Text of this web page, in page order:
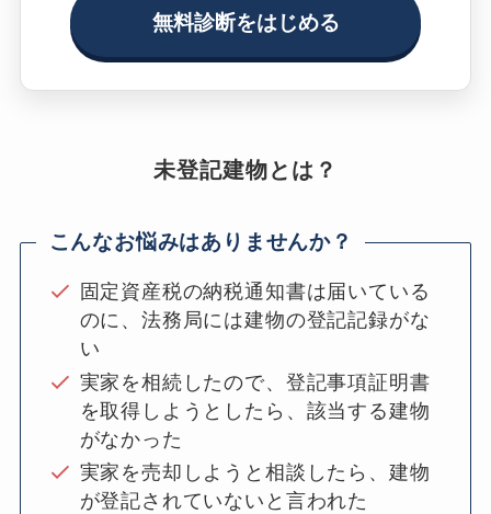
無料診断をはじめる
未登記建物とは？
こんなお悩みはありませんか？
固定資産税の納税通知書は届いている
のに、法務局には建物の登記記録がな
い
実家を相続したので、登記事項証明書
を取得しようとしたら、該当する建物
がなかった
実家を売却しようと相談したら、建物
が登記されていないと言われた